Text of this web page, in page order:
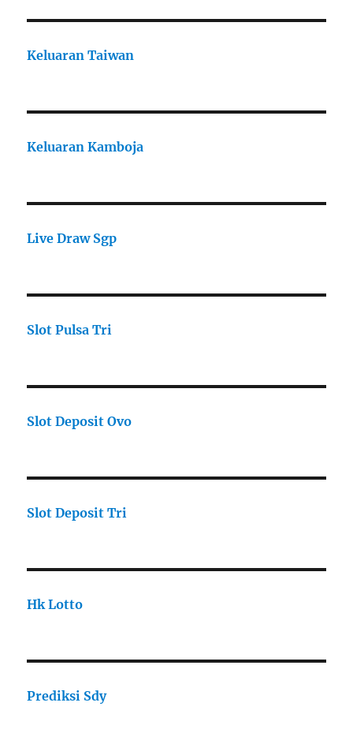
Keluaran Taiwan
Keluaran Kamboja
Live Draw Sgp
Slot Pulsa Tri
Slot Deposit Ovo
Slot Deposit Tri
Hk Lotto
Prediksi Sdy